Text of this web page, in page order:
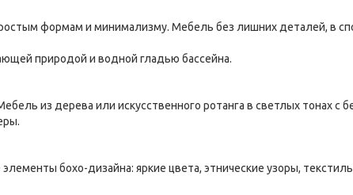
формам и минимализму. Мебель без лишних деталей, в
природой и водной гладью бассейна.
из дерева или искусственного ротанга в светлых тонах с
бохо-дизайна: яркие цвета, этнические узоры,